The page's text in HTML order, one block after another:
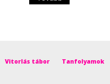
Vitorlás tábor Tanfolyamok